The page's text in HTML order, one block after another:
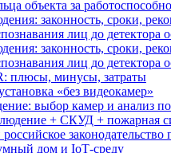
объекта за
законность, сроки,
лиц до детектора
законность, сроки,
лиц до детектора
плюсы, минусы, затраты
«без видеокамер»
выбор камер и анализ
+ СКУД + пожарная
дом и IoT‑среду